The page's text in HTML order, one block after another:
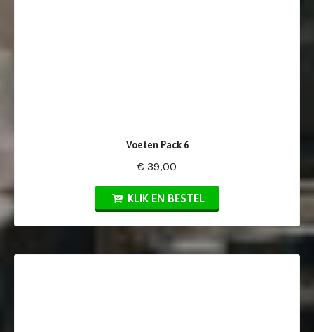
Voeten Pack 6
€ 39,00
KLIK EN BESTEL